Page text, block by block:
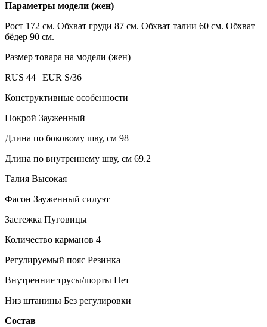
Параметры модели (жен)
Рост 172 см. Обхват груди 87 см. Обхват талии 60 см. Обхват
бёдер 90 см.
Размер товара на модели (жен)
RUS 44 | EUR S/36
Конструктивные особенности
Покрой Зауженный
Длина по боковому шву, см 98
Длина по внутреннему шву, см 69.2
Талия Высокая
Фасон Зауженный силуэт
Застежка Пуговицы
Количество карманов 4
Регулируемый пояс Резинка
Внутренние трусы/шорты Нет
Низ штанины Без регулировки
Состав